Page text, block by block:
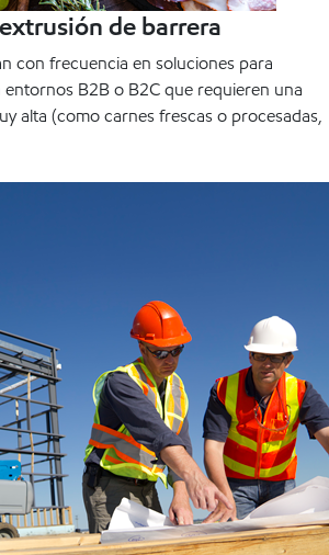
de barrera
con frecuencia en soluciones para
B2B o B2C que requieren una
alta (como carnes frescas o procesadas,